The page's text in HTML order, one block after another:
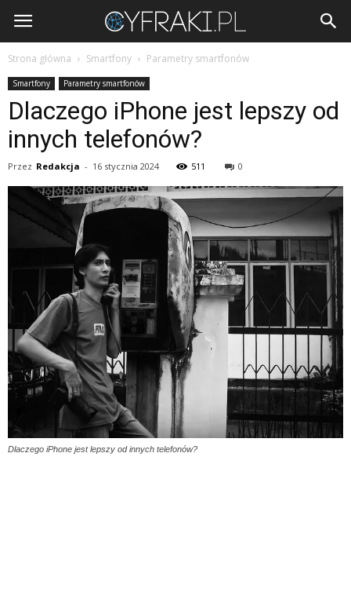
Cyfraki.pl
Strona główna Smartfony Parametry smartfonów
Smartfony Parametry smartfonów
Dlaczego iPhone jest lepszy od
innych telefonów?
Przez Redakcja - 16 stycznia 2024 511 0
Dlaczego iPhone jest lepszy od innych telefonów?